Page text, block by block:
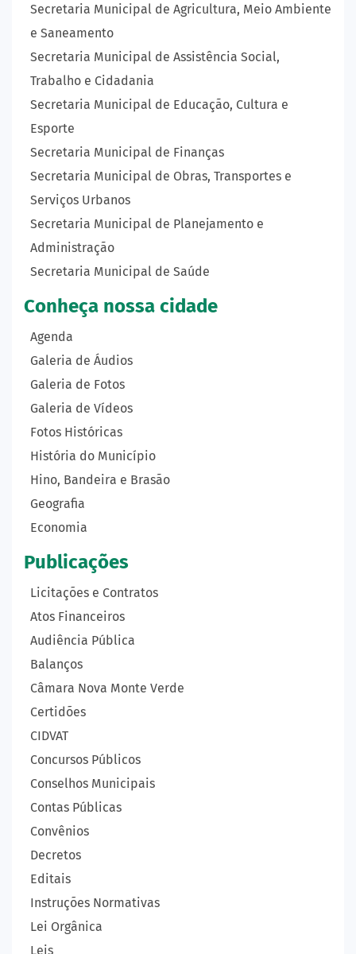
Secretaria Municipal de Agricultura, Meio Ambiente
e Saneamento
Secretaria Municipal de Assistência Social,
Trabalho e Cidadania
Secretaria Municipal de Educação, Cultura e
Esporte
Secretaria Municipal de Finanças
Secretaria Municipal de Obras, Transportes e
Serviços Urbanos
Secretaria Municipal de Planejamento e
Administração
Secretaria Municipal de Saúde
Conheça nossa cidade
Agenda
Galeria de Áudios
Galeria de Fotos
Galeria de Vídeos
Fotos Históricas
História do Município
Hino, Bandeira e Brasão
Geografia
Economia
Publicações
Licitações e Contratos
Atos Financeiros
Audiência Pública
Balanços
Câmara Nova Monte Verde
Certidões
CIDVAT
Concursos Públicos
Conselhos Municipais
Contas Públicas
Convênios
Decretos
Editais
Instruções Normativas
Lei Orgânica
Leis